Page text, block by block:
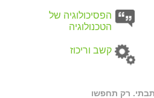
הפסיכולוגיה של
הטכנולוגיה
קשב וריכוז
רק תחפשו